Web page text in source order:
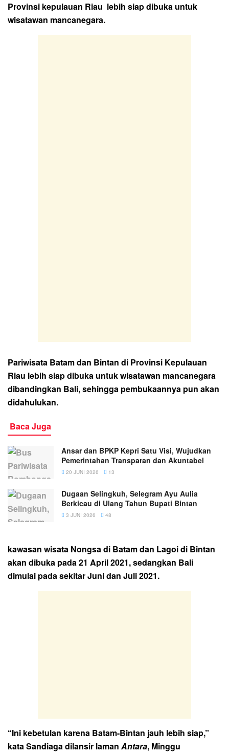
Provinsi kepulauan Riau lebih siap dibuka untuk
wisatawan mancanegara.
Pariwisata Batam dan Bintan di Provinsi Kepulauan
Riau lebih siap dibuka untuk wisatawan mancanegara
dibandingkan Bali, sehingga pembukaannya pun akan
didahulukan.
Baca Juga
Ansar dan BPKP Kepri Satu Visi, Wujudkan
Pemerintahan Transparan dan Akuntabel
20 JUNI 2026 13
Dugaan Selingkuh, Selegram Ayu Aulia
Berkicau di Ulang Tahun Bupati Bintan
3 JUNI 2026 48
kawasan wisata Nongsa di Batam dan Lagoi di Bintan
akan dibuka pada 21 April 2021, sedangkan Bali
dimulai pada sekitar Juni dan Juli 2021.
“Ini kebetulan karena Batam-Bintan jauh lebih siap,”
kata Sandiaga dilansir laman Antara, Minggu